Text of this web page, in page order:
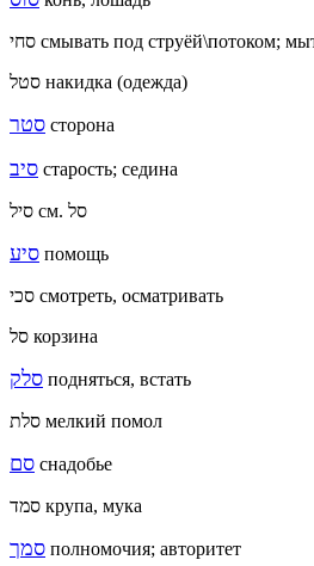
смывать под струёй\потоком;
סטל накидка (одежда)
סטר сторона
סיב старость; седина
סיל см. סל
סיע помощь
סכי смотреть, осматривать
סל корзина
סלק подняться, встать
סלת мелкий помол
סם снадобье
סמד крупа, мука
סמך полномочия; авторитет